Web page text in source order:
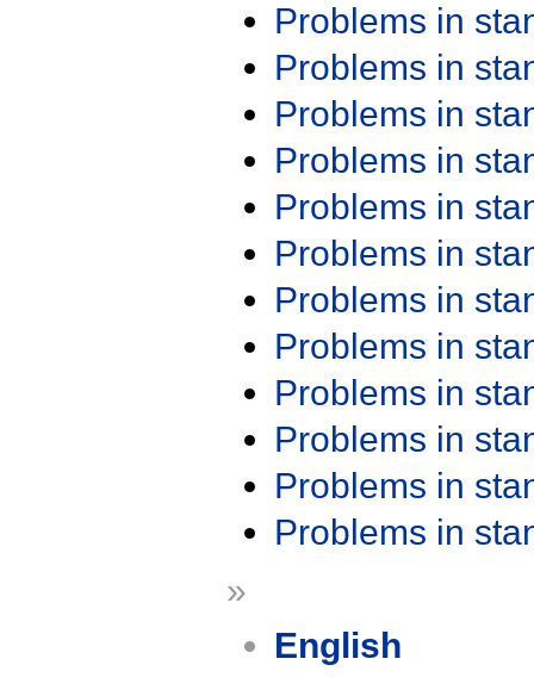
Problems in
Problems in
Problems in
Problems in
Problems in
Problems in
Problems in
Problems in
Problems in
Problems in
Problems in
Problems in
»
English